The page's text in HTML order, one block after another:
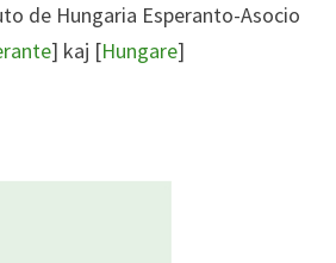
de Hungaria Esperanto-Asocio
] kaj [Hungare]